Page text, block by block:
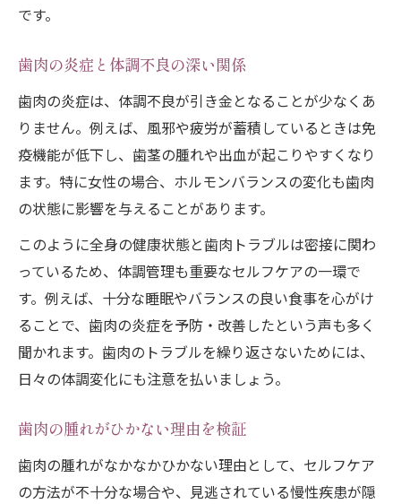
歯肉の健康維持と栄養バランスの大切さ
歯肉トラブルを防ぐ食生活改善のコツ
歯茎の腫れが続く時のセルフチェック法
歯肉の腫れがひかない時の見極め方
歯肉炎セルフチェックの具体的ポイント
歯肉トラブルの重症度を見分ける目安
歯肉の腫れと病気のサインを把握する
歯肉健康維持のための習慣と見直しポイント
歯肉の健康維持に役立つ習慣の工夫
歯肉トラブル予防のための日々のケア
歯肉の腫れ防止に効果的な食習慣とは
歯肉ケアで意識したい見直しポイント
です。
歯肉の炎症と体調不良の深い関係
歯肉の炎症は、体調不良が引き金となることが少なくあ
りません。例えば、風邪や疲労が蓄積しているときは免
疫機能が低下し、歯茎の腫れや出血が起こりやすくなり
ます。特に女性の場合、ホルモンバランスの変化も歯肉
の状態に影響を与えることがあります。
このように全身の健康状態と歯肉トラブルは密接に関わ
っているため、体調管理も重要なセルフケアの一環で
す。例えば、十分な睡眠やバランスの良い食事を心がけ
ることで、歯肉の炎症を予防・改善したという声も多く
聞かれます。歯肉のトラブルを繰り返さないためには、
日々の体調変化にも注意を払いましょう。
歯肉の腫れがひかない理由を検証
歯肉の腫れがなかなかひかない理由として、セルフケア
の方法が不十分な場合や、見逃されている慢性疾患が隠